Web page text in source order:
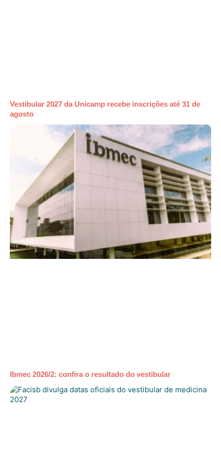
Vestibular 2027 da Unicamp recebe inscrições até 31 de
agosto
Ibmec 2026/2: confira o resultado do vestibular